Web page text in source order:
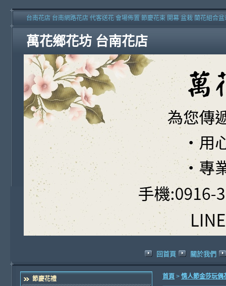
萬花鄉花坊 台南花店
台南花店 台南網路花店 代客送花 會場佈置 節慶花束 開幕 盆栽 蘭花組合
回首頁 關於我們
節慶花禮 首頁 > 情人節金莎玩偶